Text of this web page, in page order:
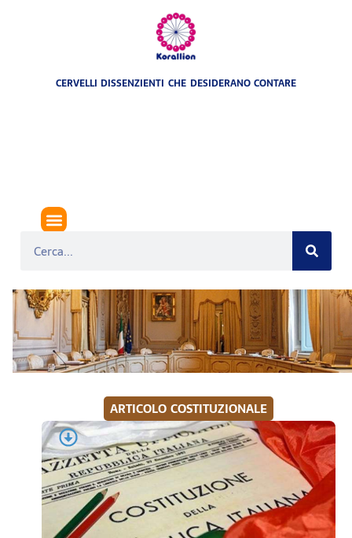
CERVELLI DISSENZIENTI CHE DESIDERANO CONTARE
ARTICOLO COSTITUZIONALE